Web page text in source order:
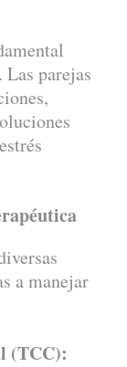
Las parejas
a manejar
(TCC):